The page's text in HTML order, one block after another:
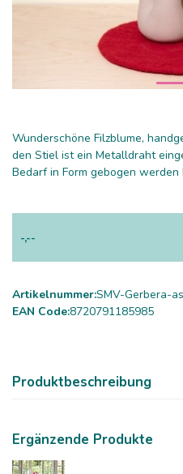
Wunderschöne Filzblume,
den Stiel ist ein Metalldraht
Bedarf in Form gebogen werden
-,--
Artikelnummer:SMV-Gerbera-
EAN Code:8720791185985
Produktbeschreibung
Ergänzende Produkte